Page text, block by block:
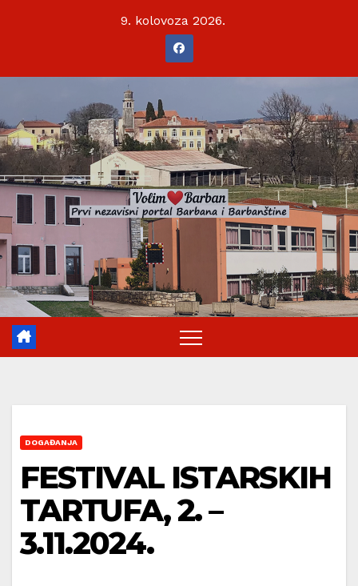
9. kolovoza 2026.
DOGAĐANJA
FESTIVAL ISTARSKIH
TARTUFA, 2. –
3.11.2024.